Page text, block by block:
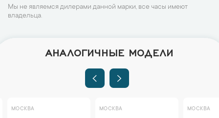
Мы не являемся дилерами данной марки, все часы имеют
владельца.
АНАЛОГИЧНЫЕ МОДЕЛИ
МОСКВА МОСКВА МОСКВА